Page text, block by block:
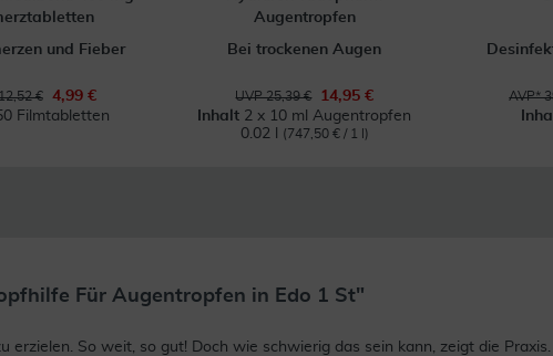
und Fieber
€
4,99 €
Filmtabletten
Augentropfen
Bei trockenen Augen
UVP 25,39 €
14,95 €
Inhalt 2 x 10 ml Augentropfen
0.02 l
(747,50 € / 1 l)
AVP*
Für Augentropfen in Edo 1 St"
So weit, so gut! Doch wie schwierig das sein kann, zeigt die